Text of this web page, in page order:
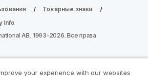
Товарные знаки
Info
AB, 1993-2026. Все права
your experience with our websites